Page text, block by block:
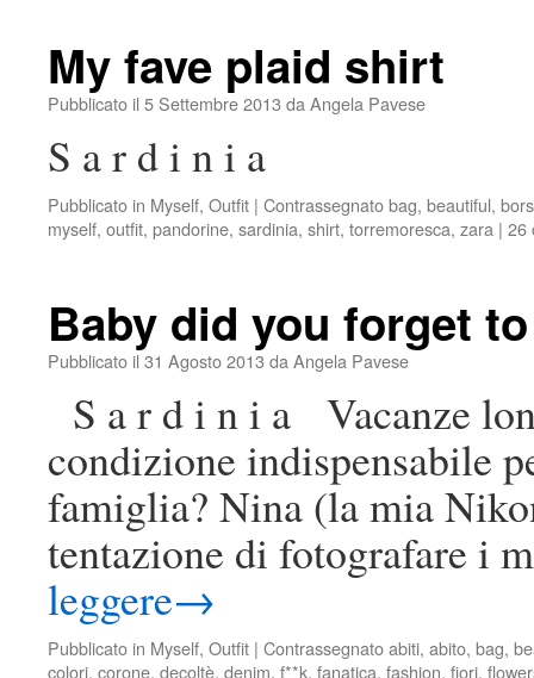
My fave plaid shirt
Pubblicato il 5 Settembre 2013 da Angela Pavese
S a r d i n i a
Pubblicato in Myself, Outfit | Contrassegnatobag, beautiful,
myself, outfit, pandorine, sardinia, shirt, torremoresca, zara | 26
Baby did you forget
Pubblicato il 31 Agosto 2013 da Angela Pavese
S a r d i n i a Vacanze
condizione indispensabile
famiglia? Nina (la mia
tentazione di fotografare i
leggere→
Pubblicato in Myself, Outfit | Contrassegnatoabiti, abito, bag,
colori, corone, decoltè, denim, f**k, fanatica, fashion, fiori,